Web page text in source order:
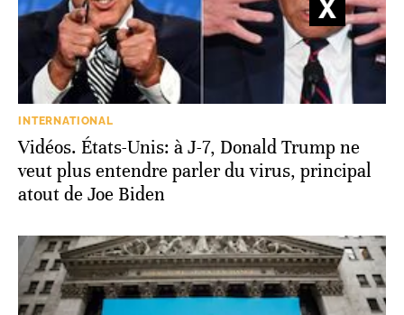
INTERNATIONAL
Vidéos. États-Unis: à J-7, Donald Trump ne
veut plus entendre parler du virus, principal
atout de Joe Biden